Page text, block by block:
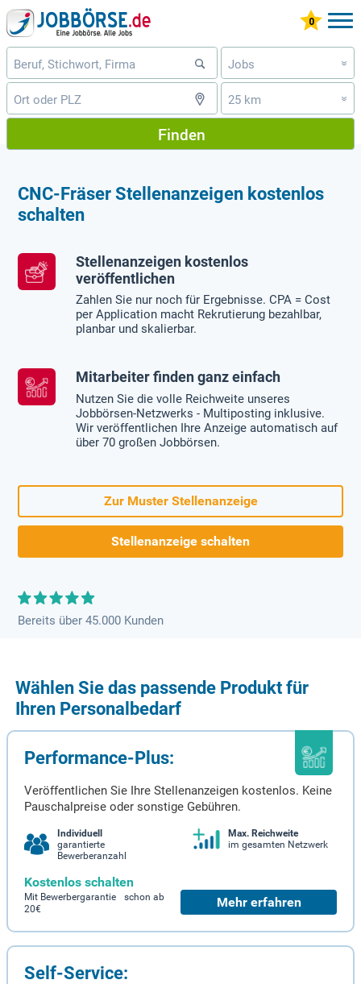
Jobs »
25 km »
Finden
CNC-Fräser Stellenanzeigen kostenlos
schalten
Stellenanzeigen kostenlos
veröffentlichen
Zahlen Sie nur noch für Ergebnisse. CPA = Cost
per Application macht Rekrutierung bezahlbar,
planbar und skalierbar.
Mitarbeiter finden ganz einfach
Nutzen Sie die volle Reichweite unseres
Jobbörsen-Netzwerks - Multiposting inklusive.
Wir veröffentlichen Ihre Anzeige automatisch auf
über 70 großen Jobbörsen.
Zur Muster Stellenanzeige
Stellenanzeige schalten
Bereits über 45.000 Kunden
Wählen Sie das passende Produkt für
Ihren Personalbedarf
Performance-Plus:
Veröffentlichen Sie Ihre Stellenanzeigen kostenlos. Keine
Pauschalpreise oder sonstige Gebühren.
Individuell
garantierte
Bewerberanzahl
Max. Reichweite
im gesamten Netzwerk
Kostenlos schalten
Mit Bewerbergarantie schon ab
20€
Mehr erfahren
Self-Service: